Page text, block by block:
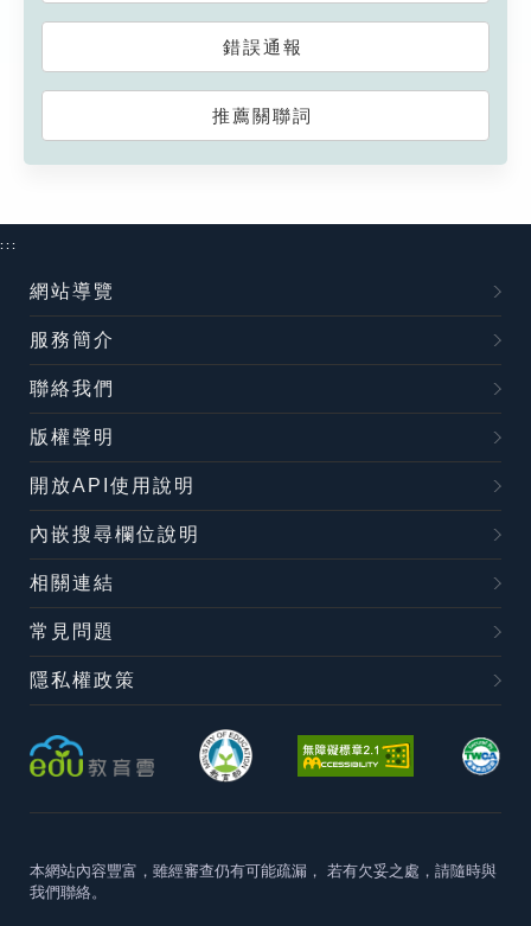
錯誤通報
推薦關聯詞
:::
網站導覽
服務簡介
聯絡我們
版權聲明
開放API使用說明
內嵌搜尋欄位說明
相關連結
常見問題
隱私權政策
本網站內容豐富，雖經審查仍有可能疏漏， 若有欠妥之處，請隨時與
我們聯絡。